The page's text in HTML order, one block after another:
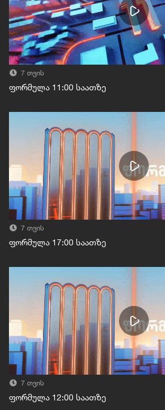
7 თვის
ფორმულა 11:00 საათზე
7 თვის
ფორმულა 17:00 საათზე
7 თვის
ფორმულა 12:00 საათზე